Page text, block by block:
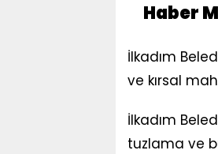
Haber
İlkadım
ve kırsal
İlkadım
tuzlama ve